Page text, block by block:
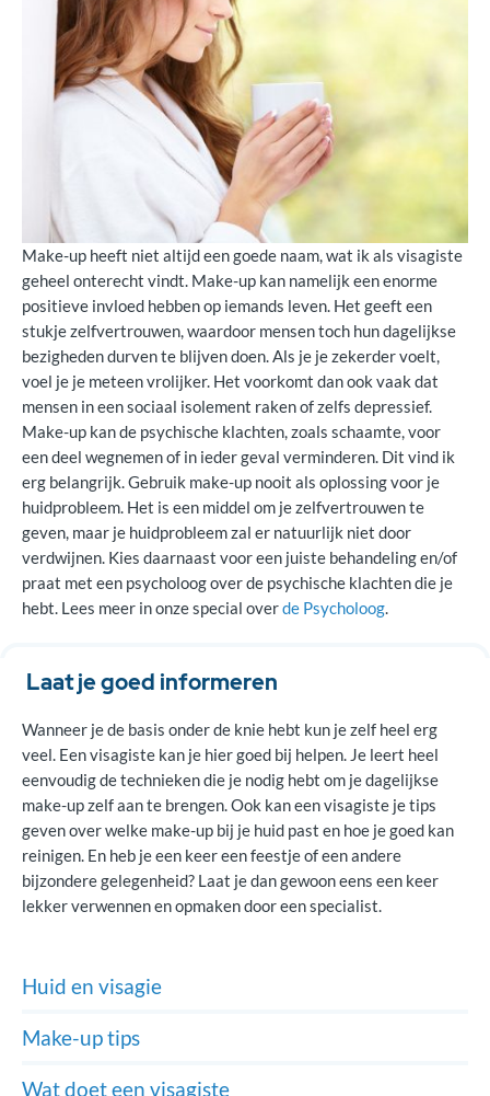
Make-up heeft niet altijd een goede naam, wat ik als visagiste
geheel onterecht vindt. Make-up kan namelijk een enorme
positieve invloed hebben op iemands leven. Het geeft een
stukje zelfvertrouwen, waardoor mensen toch hun dagelijkse
bezigheden durven te blijven doen. Als je je zekerder voelt,
voel je je meteen vrolijker. Het voorkomt dan ook vaak dat
mensen in een sociaal isolement raken of zelfs depressief.
Make-up kan de psychische klachten, zoals schaamte, voor
een deel wegnemen of in ieder geval verminderen. Dit vind ik
erg belangrijk. Gebruik make-up nooit als oplossing voor je
huidprobleem. Het is een middel om je zelfvertrouwen te
geven, maar je huidprobleem zal er natuurlijk niet door
verdwijnen. Kies daarnaast voor een juiste behandeling en/of
praat met een psycholoog over de psychische klachten die je
hebt. Lees meer in onze special overde Psycholoog.
Laat je goed informeren
Wanneer je de basis onder de knie hebt kun je zelf heel erg
veel. Een visagiste kan je hier goed bij helpen. Je leert heel
eenvoudig de technieken die je nodig hebt om je dagelijkse
make-up zelf aan te brengen. Ook kan een visagiste je tips
geven over welke make-up bij je huid past en hoe je goed kan
reinigen. En heb je een keer een feestje of een andere
bijzondere gelegenheid? Laat je dan gewoon eens een keer
lekker verwennen en opmaken door een specialist.
Huid en visagie
Make-up tips
Wat doet een visagiste